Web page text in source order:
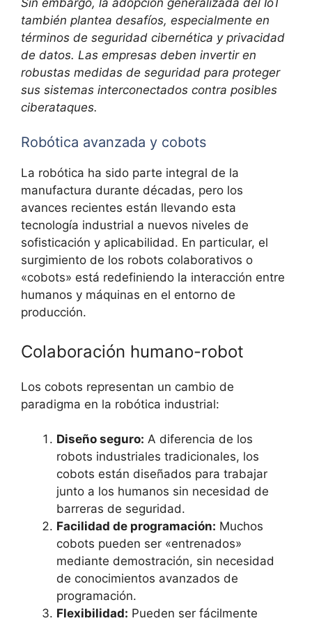
también plantea desafíos, especialmente en
términos de seguridad cibernética y privacidad
de datos. Las empresas deben invertir en
robustas medidas de seguridad para proteger
sus sistemas interconectados contra posibles
ciberataques.
Robótica avanzada y cobots
La robótica ha sido parte integral de la
manufactura durante décadas, pero los
avances recientes están llevando esta
tecnología industrial a nuevos niveles de
sofisticación y aplicabilidad. En particular, el
surgimiento de los robots colaborativos o
«cobots» está redefiniendo la interacción entre
humanos y máquinas en el entorno de
producción.
Colaboración humano-robot
Los cobots representan un cambio de
paradigma en la robótica industrial:
Diseño seguro: A diferencia de los
robots industriales tradicionales, los
cobots están diseñados para trabajar
junto a los humanos sin necesidad de
barreras de seguridad.
Facilidad de programación: Muchos
cobots pueden ser «entrenados»
mediante demostración, sin necesidad
de conocimientos avanzados de
programación.
Flexibilidad: Pueden ser fácilmente